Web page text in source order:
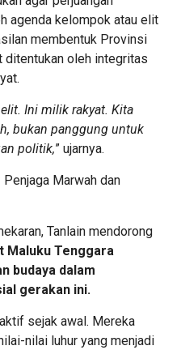
agenda kelompok atau elit
membentuk Provinsi
ditentukan oleh integritas
Ini milik rakyat. Kita
bukan panggung untuk
politik,” ujarnya.
Marwah dan
Tanlain mendorong
Maluku Tenggara
budaya dalam
gerakan ini.
sejak awal. Mereka
nilai luhur yang menjadi